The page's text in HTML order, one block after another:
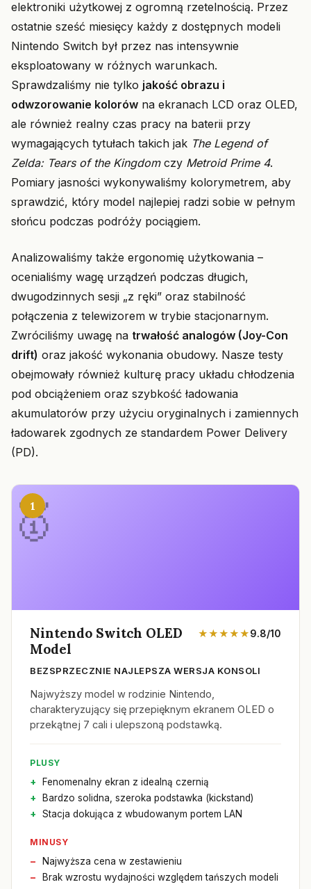
elektroniki użytkowej z ogromną rzetelnością. Przez
ostatnie sześć miesięcy każdy z dostępnych modeli
Nintendo Switch był przez nas intensywnie
eksploatowany w różnych warunkach.
Sprawdzaliśmy nie tylko jakość obrazu i
odwzorowanie kolorów na ekranach LCD oraz OLED,
ale również realny czas pracy na baterii przy
wymagających tytułach takich jak The Legend of
Zelda: Tears of the Kingdomczy Metroid Prime 4.
Pomiary jasności wykonywaliśmy kolorymetrem, aby
sprawdzić, który model najlepiej radzi sobie w pełnym
słońcu podczas podróży pociągiem.
Analizowaliśmy także ergonomię użytkowania –
ocenialiśmy wagę urządzeń podczas długich,
dwugodzinnych sesji „z ręki” oraz stabilność
połączenia z telewizorem w trybie stacjonarnym.
Zwróciliśmy uwagę na trwałość analogów (Joy-Con
drift) oraz jakość wykonania obudowy. Nasze testy
obejmowały również kulturę pracy układu chłodzenia
pod obciążeniem oraz szybkość ładowania
akumulatorów przy użyciu oryginalnych i zamiennych
ładowarek zgodnych ze standardem Power Delivery
(PD).
1
Nintendo Switch OLED
Model
★★★★★9.8/10
BEZSPRZECZNIE NAJLEPSZA WERSJA KONSOLI
Najwyższy model w rodzinie Nintendo,
charakteryzujący się przepięknym ekranem OLED o
przekątnej 7 cali i ulepszoną podstawką.
PLUSY
Fenomenalny ekran z idealną czernią
Bardzo solidna, szeroka podstawka (kickstand)
Stacja dokująca z wbudowanym portem LAN
MINUSY
Najwyższa cena w zestawieniu
Brak wzrostu wydajności względem tańszych modeli